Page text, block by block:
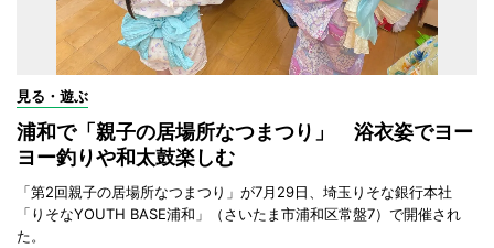
見る・遊ぶ
浦和で「親子の居場所なつまつり」 浴衣姿でヨー
ヨー釣りや和太鼓楽しむ
「第2回親子の居場所なつまつり」が7月29日、埼玉りそな銀行本社
「りそなYOUTH BASE浦和」（さいたま市浦和区常盤7）で開催され
た。